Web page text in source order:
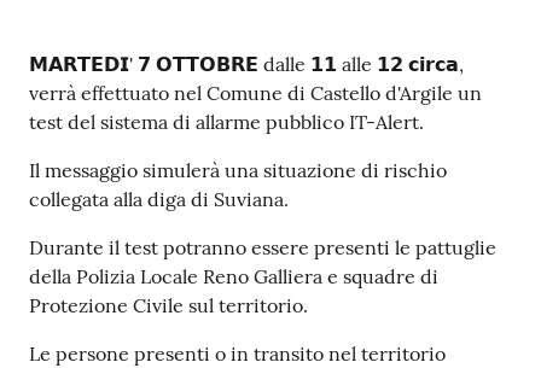
Contenuto
𝗠𝗔𝗥𝗧𝗘𝗗𝗜' 𝟳 𝗢𝗧𝗧𝗢𝗕𝗥𝗘 dalle 𝟭𝟭 alle 𝟭𝟮 𝗰𝗶𝗿𝗰𝗮,
verrà effettuato nel Comune di Castello d'Argile un
test del sistema di allarme pubblico IT-Alert.
Il messaggio simulerà una situazione di rischio
collegata alla diga di Suviana.
Durante il test potranno essere presenti le pattuglie
della Polizia Locale Reno Galliera e squadre di
Protezione Civile sul territorio.
Le persone presenti o in transito nel territorio